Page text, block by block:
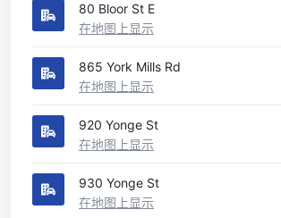
80 Bloor St E
在地图上显示
865 York Mills Rd
在地图上显示
920 Yonge St
在地图上显示
930 Yonge St
在地图上显示